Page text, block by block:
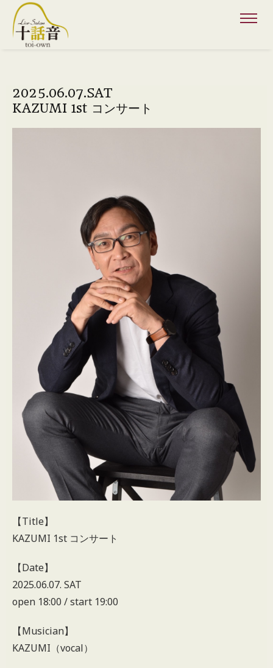
2025.06.07.SAT
KAZUMI 1st コンサート
【Title】
KAZUMI 1st コンサート
【Date】
2025.06.07. SAT
open 18:00 / start 19:00
【Musician】
KAZUMI（vocal）